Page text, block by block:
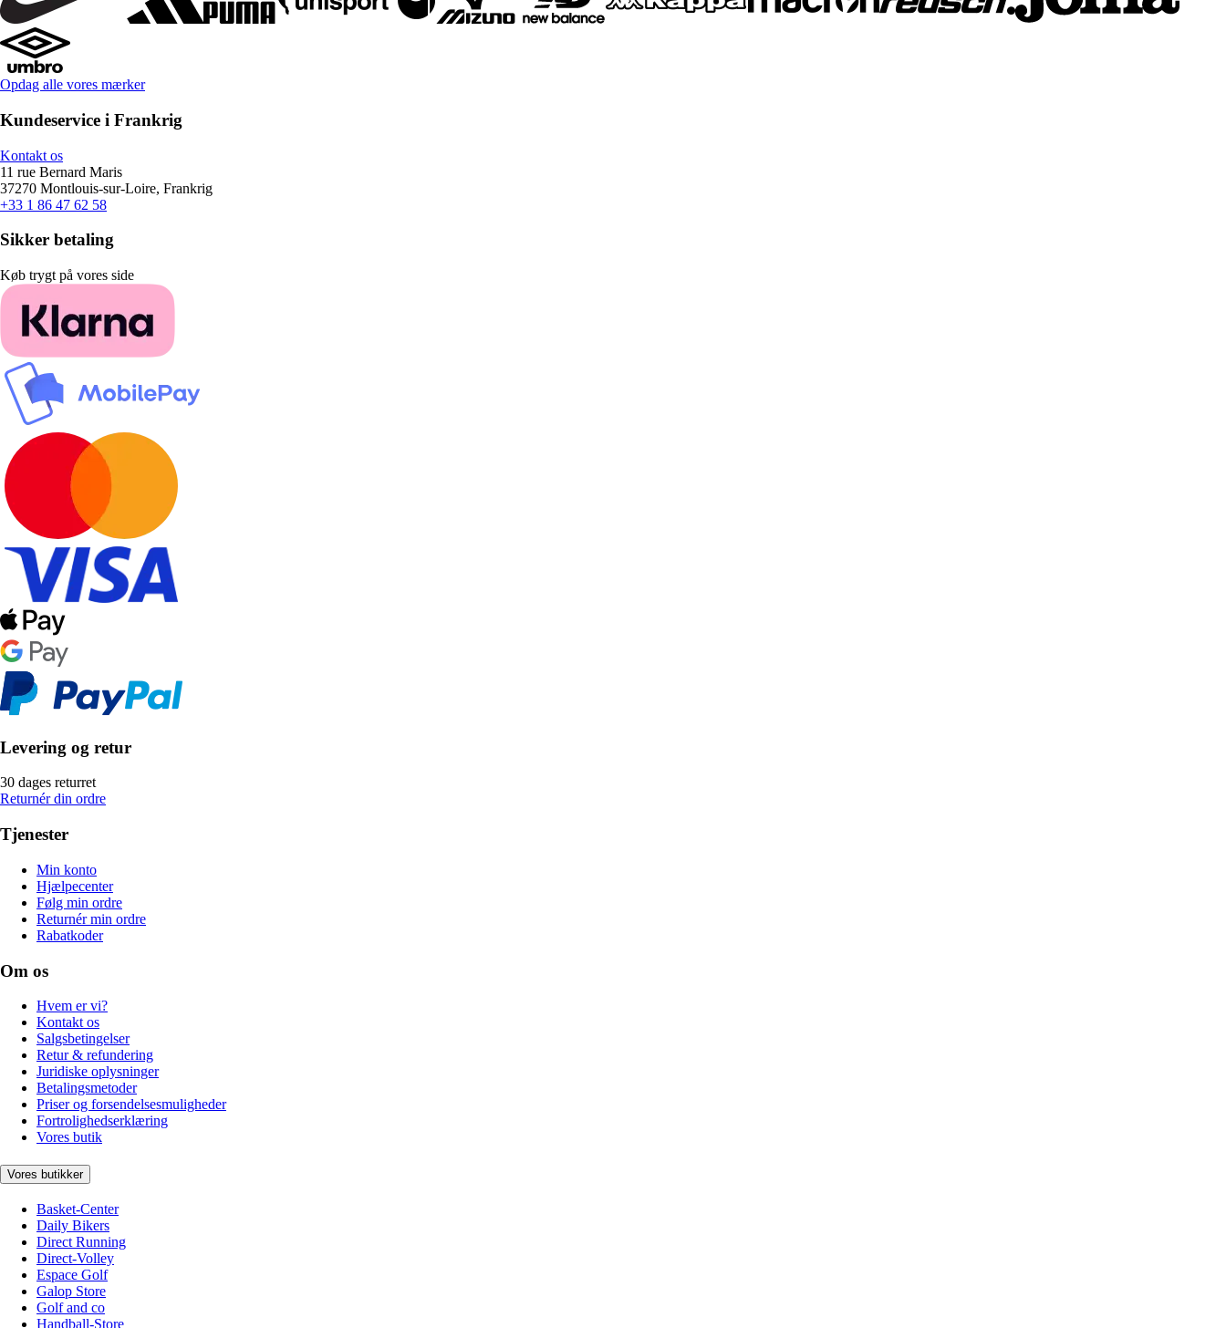
Opdag alle vores mærker
Kundeservice i Frankrig
Kontakt os
11 rue Bernard Maris
37270 Montlouis-sur-Loire, Frankrig
+33 1 86 47 62 58
Sikker betaling
Køb trygt på vores side
Levering og retur
30 dages returret
Returnér din ordre
Tjenester
Min konto
Hjælpecenter
Følg min ordre
Returnér min ordre
Rabatkoder
Om os
Hvem er vi?
Kontakt os
Salgsbetingelser
Retur & refundering
Juridiske oplysninger
Betalingsmetoder
Priser og forsendelsesmuligheder
Fortrolighedserklæring
Vores butik
Vores butikker
Basket-Center
Daily Bikers
Direct Running
Direct-Volley
Espace Golf
Galop Store
Golf and co
Handball-Store